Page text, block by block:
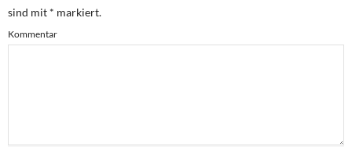
sind mit * markiert.
Kommentar